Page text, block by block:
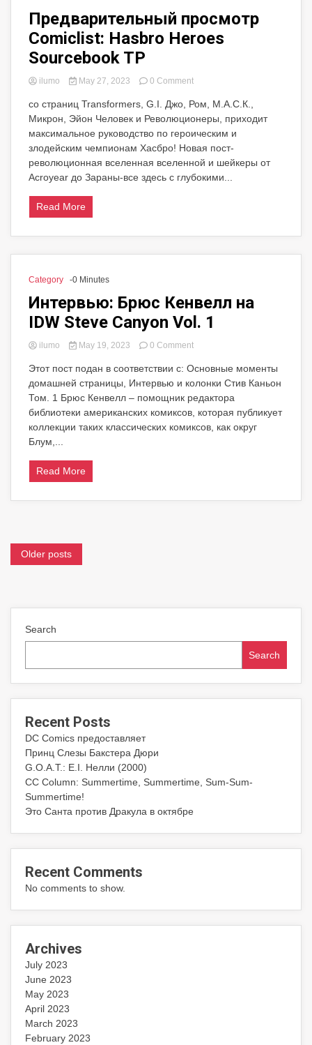
Предварительный просмотр
Comiclist: Hasbro Heroes
Sourcebook TP
ilumo May 27, 2023 0 Commenton
просмотр
Comiclist:
Hasbro
TP
со страниц Transformers, G.I. Джо, Ром, М.А.С.К.,
Микрон, Эйон Человек и Революционеры, приходит
максимальное руководство по героическим и
злодейским чемпионам Хасбро! Новая пост-
революционная вселенная вселенной и шейкеры от
Acroyear до Зараны-все здесь с глубокими...
Read More
Category -0 Minutes
Интервью: Брюс Кенвелл на
IDW Steve Canyon Vol. 1
ilumo May 19, 2023 0 Commenton
Брюс
Кенвелл
на
Steve
Canyon
Этот пост подан в соответствии с: Основные моменты
домашней страницы, Интервью и колонки Стив Каньон
Том. 1 Брюс Кенвелл – помощник редактора
библиотеки американских комиксов, которая публикует
коллекции таких классических комиксов, как округ
Блум,...
Read More
Posts
Older posts
Search
Search
Recent Posts
DC Comics предоставляет
Принц Слезы Бакстера Дюри
G.O.A.T.: E.I. Нелли (2000)
CC Column: Summertime, Summertime, Sum-Sum-
Summertime!
Это Санта против Дракула в октябре
Recent Comments
No comments to show.
Archives
July 2023
June 2023
May 2023
April 2023
March 2023
February 2023